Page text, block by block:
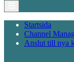
Startsida
Channel
Anslut till nya